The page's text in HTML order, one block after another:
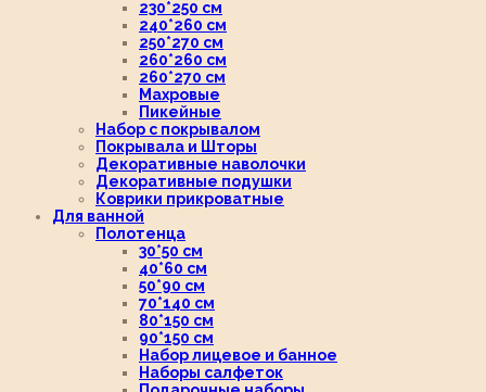
230*250 см
240*260 см
250*270 см
260*260 см
260*270 см
Махровые
Пикейные
Набор с покрывалом
Покрывала и Шторы
Декоративные наволочки
Декоративные подушки
Коврики прикроватные
Для ванной
Полотенца
30*50 см
40*60 см
50*90 см
70*140 см
80*150 см
90*150 см
Набор лицевое и банное
Наборы салфеток